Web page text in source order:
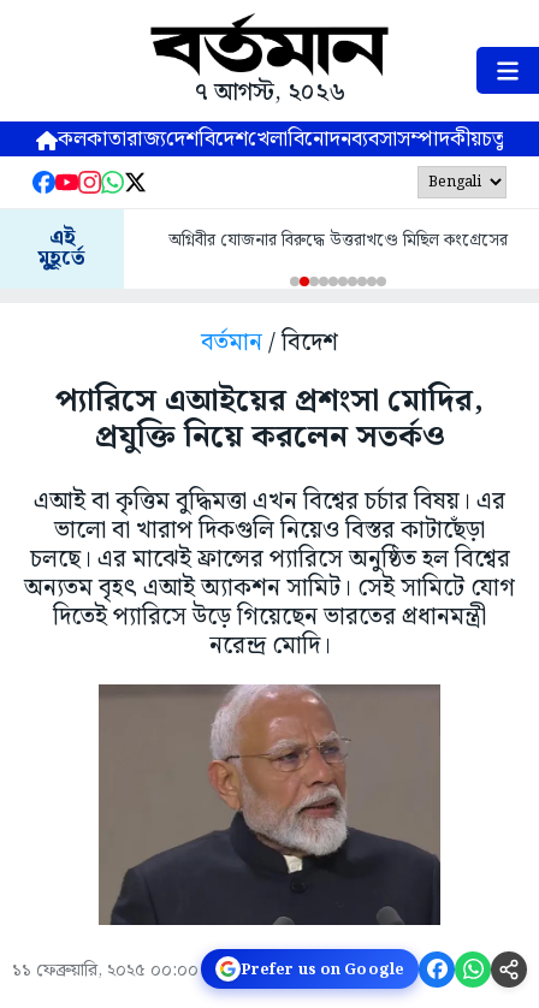
৭ আগস্ট, ২০২৬
কলকাতারাজ্যদেশবিদেশখেলাবিনোদনব্যবসাসম্পাদকীয়
এই
মুহূর্তে
অগ্নিবীর যোজনার বিরুদ্ধে উত্তরাখণ্ডে মিছিল কংগ্রেসের
বর্তমান/ বিদেশ
প্যারিসে এআইয়ের প্রশংসা মোদির,
প্রযুক্তি নিয়ে করলেন সতর্কও
এআই বা কৃত্তিম বুদ্ধিমত্তা এখন বিশ্বের চর্চার বিষয়। এর
ভালো বা খারাপ দিকগুলি নিয়েও বিস্তর কাটাছেঁড়া
চলছে। এর মাঝেই ফ্রান্সের প্যারিসে অনুষ্ঠিত হল বিশ্বের
অন্যতম বৃহৎ এআই অ্যাকশন সামিট। সেই সামিটে যোগ
দিতেই প্যারিসে উড়ে গিয়েছেন ভারতের প্রধানমন্ত্রী
নরেন্দ্র মোদি।
১১ ফেব্রুয়ারি, ২০২৫ ০০:০০ Prefer us on Google